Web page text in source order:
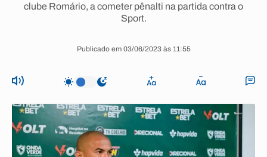
clube Romário, a cometer pênalti na partida contra o
Sport.
Publicado em 03/06/2023 às 11:55